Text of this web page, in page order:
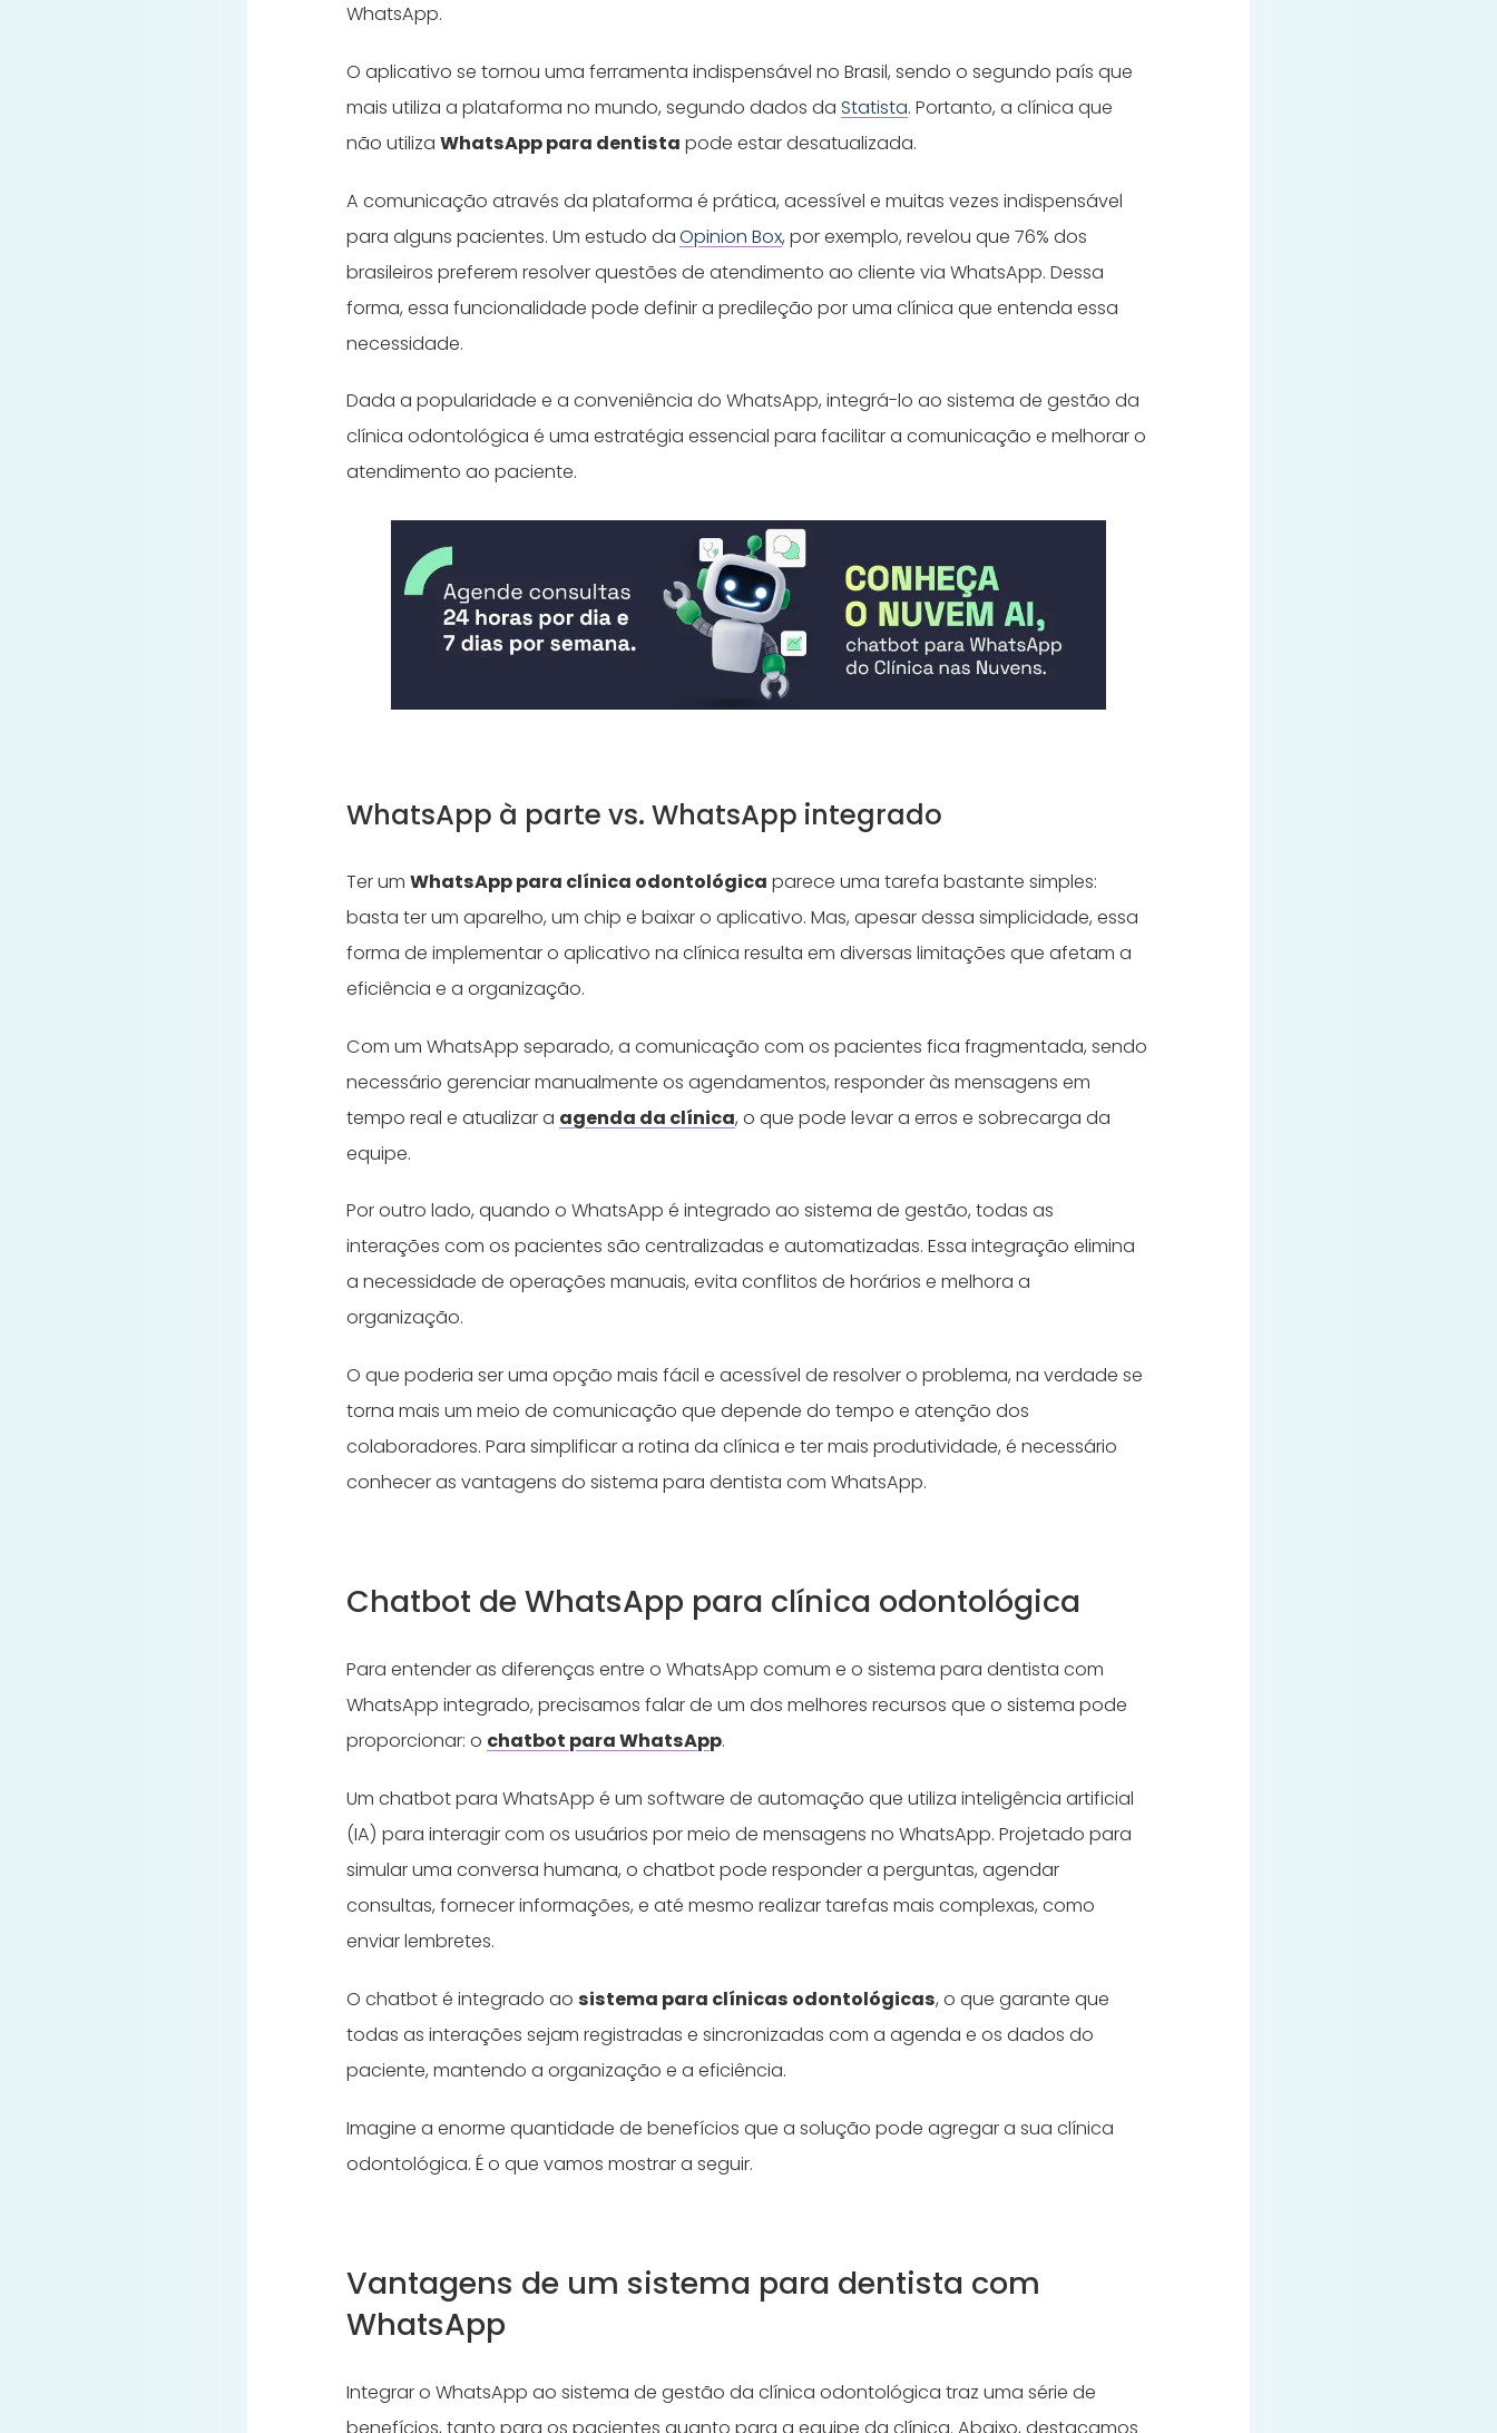
WhatsApp.
O aplicativo se tornou uma ferramenta indispensável no Brasil, sendo o segundo país que
mais utiliza a plataforma no mundo, segundo dados daStatista. Portanto, a clínica que
não utilizaWhatsApp para dentista pode estar desatualizada.
A comunicação através da plataforma é prática, acessível e muitas vezes indispensável
para alguns pacientes. Um estudo daOpinion Box, por exemplo, revelou que 76% dos
brasileiros preferem resolver questões de atendimento ao cliente via WhatsApp. Dessa
forma, essa funcionalidade pode definir a predileção por uma clínica que entenda essa
necessidade.
Dada a popularidade e a conveniência do WhatsApp, integrá-lo ao sistema de gestão da
clínica odontológica é uma estratégia essencial para facilitar a comunicação e melhorar o
atendimento ao paciente.
WhatsApp à parte vs. WhatsApp integrado
Ter umWhatsApp para clínica odontológica parece uma tarefa bastante simples:
basta ter um aparelho, um chip e baixar o aplicativo. Mas, apesar dessa simplicidade, essa
forma de implementar o aplicativo na clínica resulta em diversas limitações que afetam a
eficiência e a organização.
Com um WhatsApp separado, a comunicação com os pacientes fica fragmentada, sendo
necessário gerenciar manualmente os agendamentos, responder às mensagens em
tempo real e atualizar a agenda da clínica, o que pode levar a erros e sobrecarga da
equipe.
Por outro lado, quando o WhatsApp é integrado ao sistema de gestão, todas as
interações com os pacientes são centralizadas e automatizadas. Essa integração elimina
a necessidade de operações manuais, evita conflitos de horários e melhora a
organização.
O que poderia ser uma opção mais fácil e acessível de resolver o problema, na verdade se
torna mais um meio de comunicação que depende do tempo e atenção dos
colaboradores. Para simplificar a rotina da clínica e ter mais produtividade, é necessário
conhecer as vantagens do sistema para dentista com WhatsApp.
Chatbot de WhatsApp para clínica odontológica
Para entender as diferenças entre o WhatsApp comum e o sistema para dentista com
WhatsApp integrado, precisamos falar de um dos melhores recursos que o sistema pode
proporcionar: o chatbot para WhatsApp.
Um chatbot para WhatsApp é um software de automação que utiliza inteligência artificial
(IA) para interagir com os usuários por meio de mensagens no WhatsApp. Projetado para
simular uma conversa humana, o chatbot pode responder a perguntas, agendar
consultas, fornecer informações, e até mesmo realizar tarefas mais complexas, como
enviar lembretes.
O chatbot é integrado aosistema para clínicas odontológicas, o que garante que
todas as interações sejam registradas e sincronizadas com a agenda e os dados do
paciente, mantendo a organização e a eficiência.
Imagine a enorme quantidade de benefícios que a solução pode agregar a sua clínica
odontológica. É o que vamos mostrar a seguir.
Vantagens de um sistema para dentista com
WhatsApp
Integrar o WhatsApp ao sistema de gestão da clínica odontológica traz uma série de
benefícios, tanto para os pacientes quanto para a equipe da clínica. Abaixo, destacamos